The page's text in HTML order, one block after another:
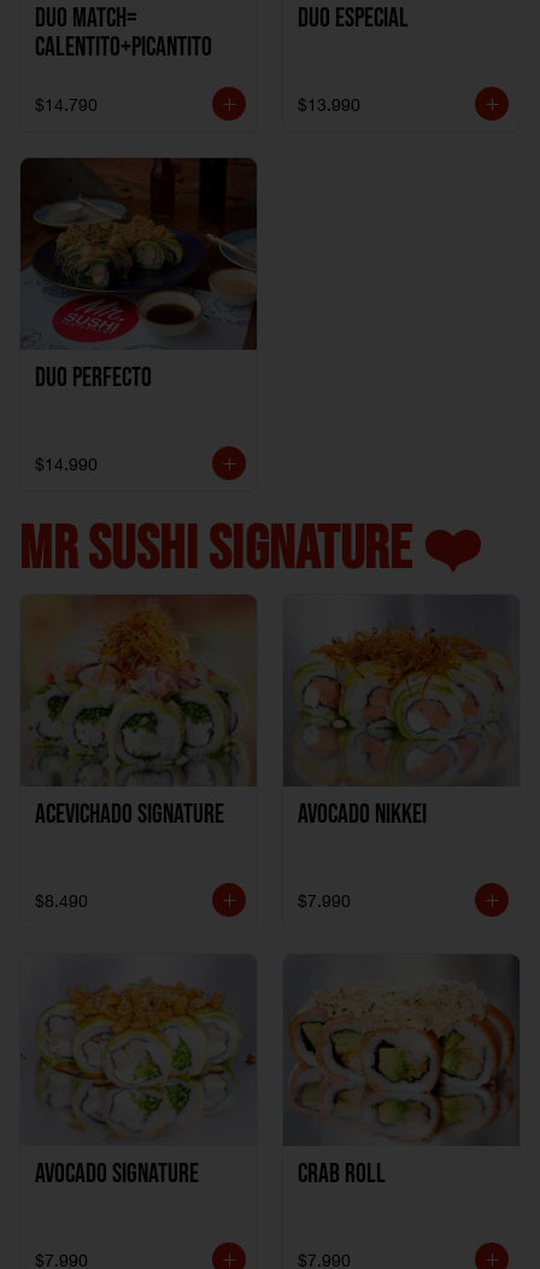
DUO MATCH=
CALENTITO+PICANTITO
$14.790
Duo especial
$13.990
Duo perfecto
$14.990
MR SUSHI SIGNATURE ❤️
ACEVICHADO SIGNATURE
$8.490
AVOCADO NIKKEI
$7.990
AVOCADO SIGNATURE
$7.990
CRAB ROLL
$7.990